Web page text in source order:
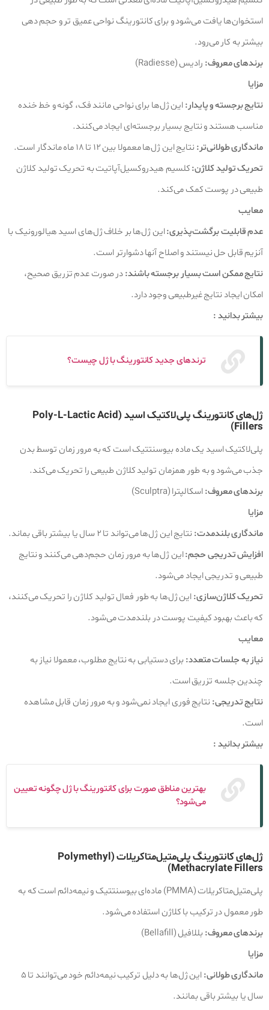
استخوان‌ها یافت می‌شود و برای کانتورینگ نواحی عمیق‌ تر و حجم‌ دهی
بیشتر به کار می‌رود.
برندهای معروف: رادیس (Radiesse)
مزایا
نتایج برجسته و پایدار:این ژل‌ها برای نواحی مانند فک، گونه و خط خنده
مناسب هستند و نتایج بسیار برجسته‌ای ایجاد می‌کنند.
ماندگاری طولانی‌تر: نتایج این ژل‌ها معمولا بین ۱۲ تا ۱۸ ماه ماندگار است.
تحریک تولید کلاژن:کلسیم هیدروکسیل‌آپاتیت به تحریک تولید کلاژن
طبیعی در پوست کمک می‌کند.
معایب
عدم قابلیت برگشت‌پذیری:این ژل‌ها بر خلاف ژل‌های اسید هیالورونیک با
آنزیم قابل حل نیستند و اصلاح آنها دشوارتر است.
نتایج ممکن است بسیار برجسته باشند:در صورت عدم تزریق صحیح،
امکان ایجاد نتایج غیرطبیعی وجود دارد.
بیشتر بدانید :
ترند‌های جدید کانتورینگ با ژل چیست؟
ژل‌های کانتورینگ پلی‌لاکتیک اسید (Poly-L-Lactic Acid
Fillers)
پلی‌لاکتیک اسید یک ماده بیوسنتتیک است که به مرور زمان توسط بدن
جذب می‌شود و به طور همزمان تولید کلاژن طبیعی را تحریک می‌کند.
برندهای معروف:اسکالپترا (Sculptra)
مزایا
ماندگاری بلندمدت: نتایج این ژل‌ها می‌تواند تا ۲ سال یا بیشتر باقی بماند.
افزایش تدریجی حجم:این ژل‌ها به مرور زمان حجم‌دهی می‌کنند و نتایج
طبیعی و تدریجی ایجاد می‌شود.
تحریک کلاژن‌سازی:این ژل‌ها به طور فعال تولید کلاژن را تحریک می‌کنند،
که باعث بهبود کیفیت پوست در بلندمدت می‌شود.
معایب
نیاز به جلسات متعدد: برای دستیابی به نتایج مطلوب، معمولا نیاز به
چندین جلسه تزریق است.
نتایج تدریجی: نتایج فوری ایجاد نمی‌شود و به مرور زمان قابل مشاهده
است.
بیشتر بدانید :
بهترین مناطق صورت برای کانتورینگ با ژل چگونه تعیین
می‌شود؟
ژل‌های کانتورینگ پلی‌متیل‌متاکریلات (Polymethyl
Methacrylate Fillers)
پلی‌متیل‌متاکریلات (PMMA) ماده‌ای بیوسنتتیک و نیمه‌دائم است که به
طور معمول در ترکیب با کلاژن استفاده می‌شود.
برندهای معروف: بللافیل (Bellafill)
مزایا
ماندگاری طولانی:
این ژل‌ها به دلیل ترکیب نیمه‌دائم خود می‌توانند تا ۵
سال یا بیشتر باقی بمانند.